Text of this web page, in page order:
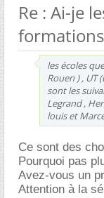
Re : Ai-je
les écoles
Rouen ) , UT
sont les
Legrand ,
louis et
Ce sont des
Pourquoi pas
Avez-vous un
Attention à la